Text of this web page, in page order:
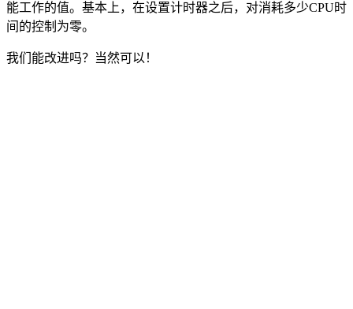
能工作的值。基本上，在设置计时器之后，对消耗多少CPU时
间的控制为零。
我们能改进吗？当然可以！